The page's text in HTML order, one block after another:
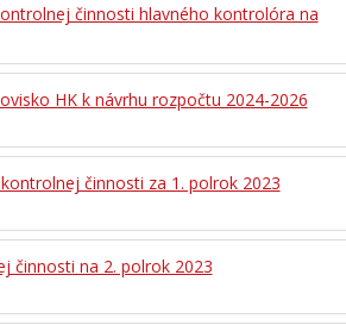
činnosti hlavného kontrolóra na
HK k návrhu rozpočtu 2024-2026
činnosti za 1. polrok 2023
činnosti na 2. polrok 2023